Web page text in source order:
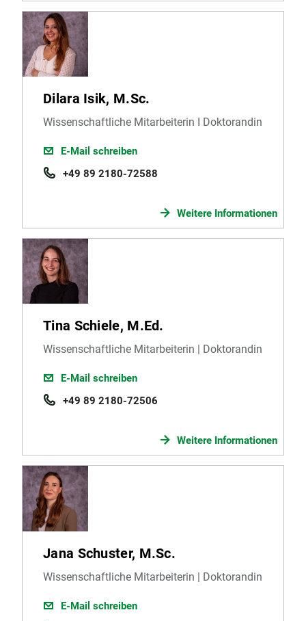
Dilara Isik, M.Sc.
Wissenschaftliche Mitarbeiterin I Doktorandin
E-Mail schreiben
+49 89 2180-72588
Weitere Informationen
Tina Schiele, M.Ed.
Wissenschaftliche Mitarbeiterin | Doktorandin
E-Mail schreiben
+49 89 2180-72506
Weitere Informationen
Jana Schuster, M.Sc.
Wissenschaftliche Mitarbeiterin | Doktorandin
E-Mail schreiben